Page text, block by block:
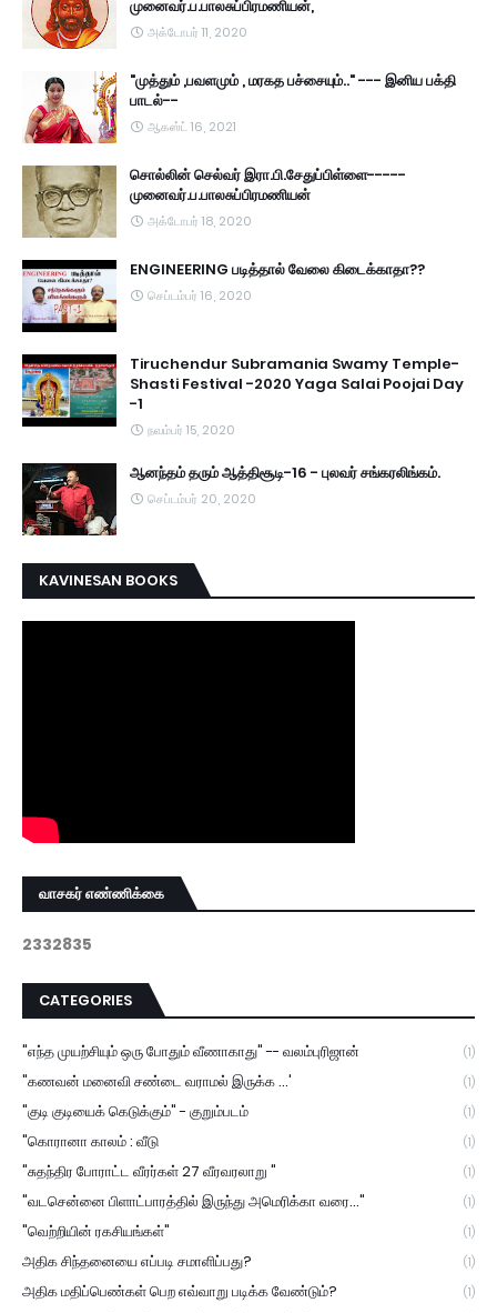
முனைவர்.ப.பாலசுப்பிரமணியன்,
அக்டோபர் 11, 2020
"முத்தும் ,பவளமும் , மரகத பச்சையும்.." --- இனிய பக்தி
பாடல்--
ஆகஸ்ட் 16, 2021
சொல்லின் செல்வர் இரா.பி.சேதுப்பிள்ளை-----
முனைவர்.ப.பாலசுப்பிரமணியன்
அக்டோபர் 18, 2020
ENGINEERING படித்தால் வேலை கிடைக்காதா??
செப்டம்பர் 16, 2020
Tiruchendur Subramania Swamy Temple-
Shasti Festival -2020 Yaga Salai Poojai Day
-1
நவம்பர் 15, 2020
ஆனந்தம் தரும் ஆத்திசூடி-16 - புலவர் சங்கரலிங்கம்.
செப்டம்பர் 20, 2020
KAVINESAN BOOKS
வாசகர் எண்ணிக்கை
2332835
CATEGORIES
"எந்த முயற்சியும் ஒரு போதும் வீணாகாது" -- வலம்புரிஜான் (1)
"கணவன் மனைவி சண்டை வராமல் இருக்க ...' (1)
"குடி குடியைக் கெடுக்கும்" - குறும்படம் (1)
"கொரானா காலம் : வீடு (1)
"சுதந்திர போராட்ட வீரர்கள் 27 வீரவரலாறு " (1)
"வடசென்னை பிளாட்பாரத்தில் இருந்து அமெரிக்கா வரை..." (1)
"வெற்றியின் ரகசியங்கள்" (1)
அதிக சிந்தனையை எப்படி சமாளிப்பது? (1)
அதிக மதிப்பெண்கள் பெற எவ்வாறு படிக்க வேண்டும்? (1)